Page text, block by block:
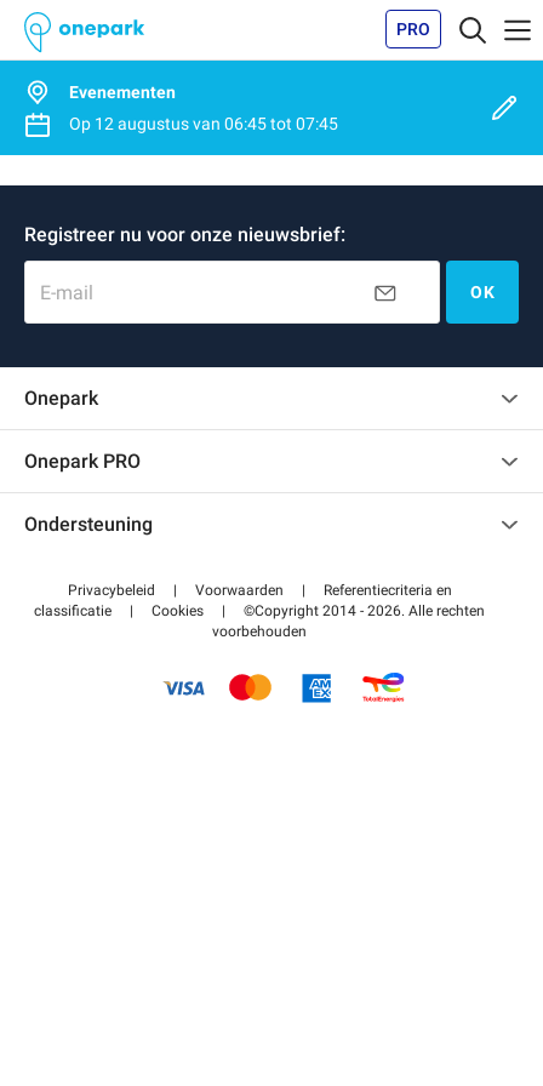
PRO
Evenementen
Op 12 augustusvan 06:45tot 07:45
Registreer nu voor onze nieuwsbrief:
E-mail OK
Onepark
Onepark PRO
Word partner van Onepark
Ondersteuning
Helpcentrum
Betalen voor parkeren FLOW
Privacybeleid | Voorwaarden |
Referentiecriteria en
classificatie
| Cookies |
©Copyright 2014 - 2026. Alle rechten
voorbehouden